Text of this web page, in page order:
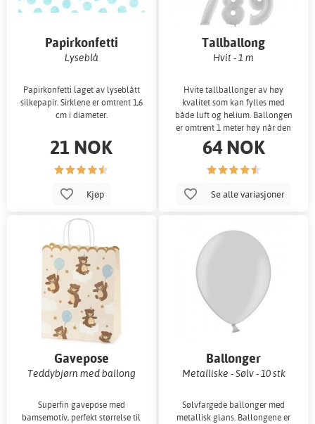
Papirkonfetti
Lyseblå
Papirkonfetti laget av lyseblått
silkepapir. Sirklene er omtrent 1,6
cm i diameter.
21 NOK
Kjøp
Tallballong
Hvit - 1 m
Hvite tallballonger av høy
kvalitet som kan fylles med
både luft og helium. Ballongen
er omtrent 1 meter høy når den
er oppblås
64 NOK
Se alle variasjoner
Gavepose
Teddybjørn med ballong
Superfin gavepose med
bamsemotiv, perfekt størrelse til
Ballonger
Metalliske - Sølv - 10 stk
Sølvfargede ballonger med
metallisk glans. Ballongene er